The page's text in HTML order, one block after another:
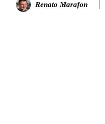
Renato Marafon